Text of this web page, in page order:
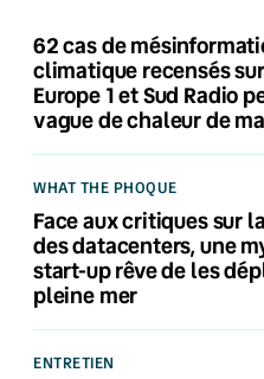
62 cas de
climatique recensés
Europe 1 et Sud Radio
vague de chaleur de
WHAT THE PHOQUE
Face aux critiques sur
des datacenters, une
start-up rêve de les
pleine mer
ENTRETIEN